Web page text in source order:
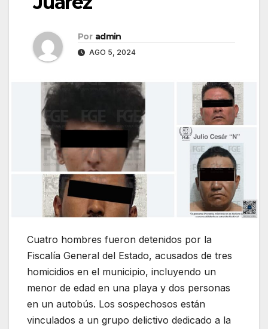
Por admin
AGO 5, 2024
Cuatro hombres fueron detenidos por la
Fiscalía General del Estado, acusados de tres
homicidios en el municipio, incluyendo un
menor de edad en una playa y dos personas
en un autobús. Los sospechosos están
vinculados a un grupo delictivo dedicado a la